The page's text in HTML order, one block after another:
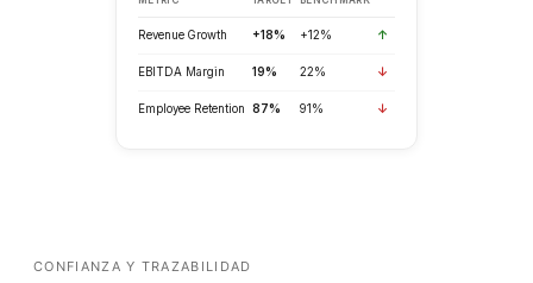
CONFIANZA Y TRAZABILIDAD